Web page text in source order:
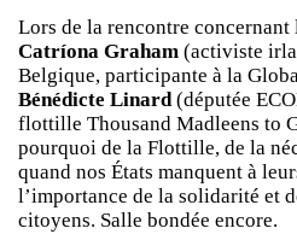
Lors de la rencontre concernant
Catríona Graham (activiste
Belgique, participante à la
Bénédicte Linard(députée
flottille Thousand Madleens to
pourquoi de la Flottille, de la
quand nos États manquent à
l’importance de la solidarité et
citoyens. Salle bondée encore.